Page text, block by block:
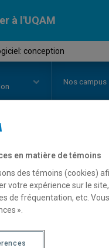
à l'UQAM
conception
Nos campus
//
Description
en matière de témoins
des témoins (cookies)
votre expérience sur le
de fréquentation, etc.
».